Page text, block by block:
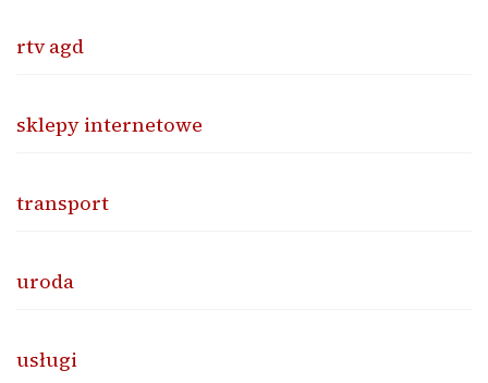
rtv agd
sklepy internetowe
transport
uroda
usługi